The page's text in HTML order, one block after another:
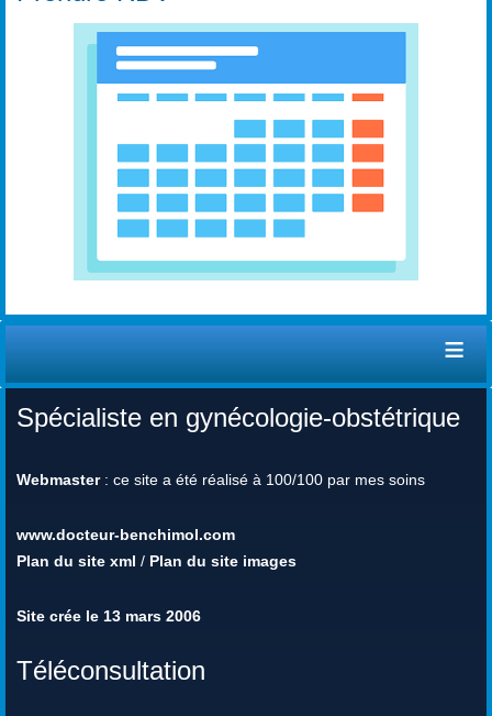
≡
Spécialiste en gynécologie-obstétrique
Webmaster: ce site a été réalisé à 100/100 par mes soins
www.docteur-benchimol.com
Plan du site xml / Plan du site images
Site crée le 13 mars 2006
Téléconsultation